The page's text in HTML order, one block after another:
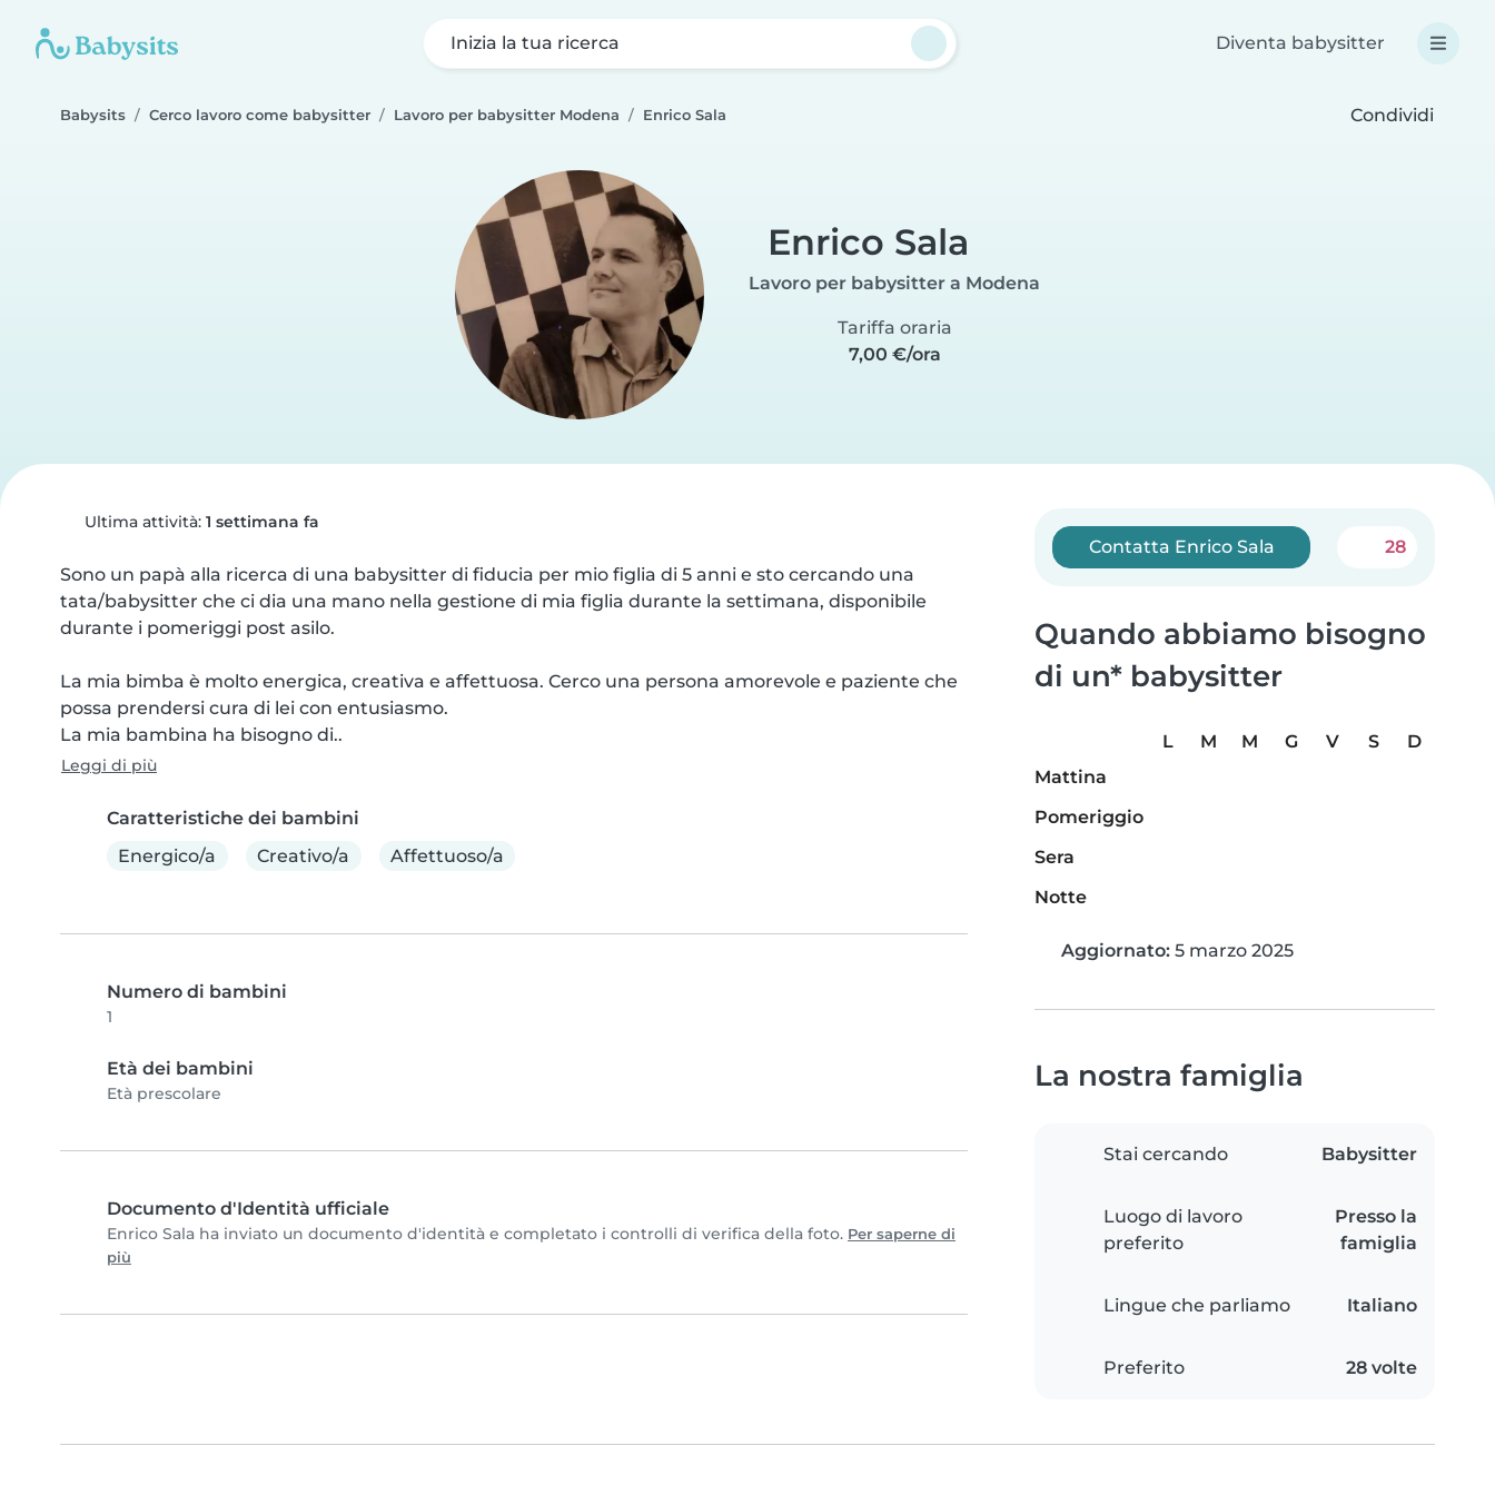
Inizia la tua ricerca Diventa babysitter
Babysits Cerco lavoro come babysitter Lavoro per babysitter Modena Enrico Sala Condividi
Enrico Sala
Lavoro per babysitter a Modena
Tariffa oraria
7,00 €/ora
Ultima attività: 1 settimana fa
Sono un papà alla ricerca di una babysitter di fiducia per mio figlia di 5 anni e sto cercando una
tata/babysitter che ci dia una mano nella gestione di mia figlia durante la settimana, disponibile
durante i pomeriggi post asilo.
La mia bimba è molto energica, creativa e affettuosa. Cerco una persona amorevole e paziente che
possa prendersi cura di lei con entusiasmo.
La mia bambina ha bisogno di..
Leggi di più
Caratteristiche dei bambini
Energico/a
Creativo/a Affettuoso/a
Numero di bambini
1
Età dei bambini
Età prescolare
Documento d'Identità ufficiale
Enrico Sala ha inviato un documento d'identità e completato i controlli di verifica della foto. Per saperne di
più
Contatta Enrico Sala 28
Quando abbiamo bisogno
di un* babysitter
L M M G V S
D
Mattina
Pomeriggio
Sera
Notte
Aggiornato: 5 marzo 2025
La nostra famiglia
Stai cercando Babysitter
Luogo di lavoro
preferito
Presso la
famiglia
Lingue che parliamo Italiano
Preferito 28 volte